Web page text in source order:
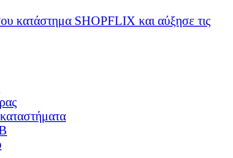
κατάστημα SHOPFLIX και αύξησε τις